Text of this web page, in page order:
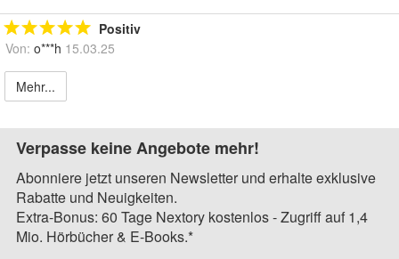
Positiv
Von: o***h 15.03.25
Mehr...
Verpasse keine Angebote mehr!
Abonniere jetzt unseren Newsletter und erhalte exklusive
Rabatte und Neuigkeiten.
Extra-Bonus: 60 Tage Nextory kostenlos - Zugriff auf 1,4
Mio. Hörbücher & E-Books.*